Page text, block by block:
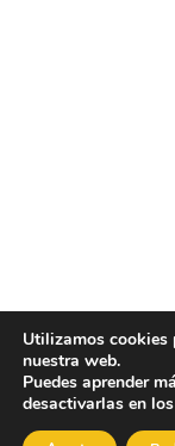
©
Utilizamos cookies
nuestra web.
Puedes aprender
desactivarlas en los